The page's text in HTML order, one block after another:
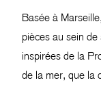
Basée à
pièces au sein
inspirées de la
de la mer, que la